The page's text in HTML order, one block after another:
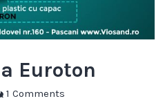
Euroton
1 Comments